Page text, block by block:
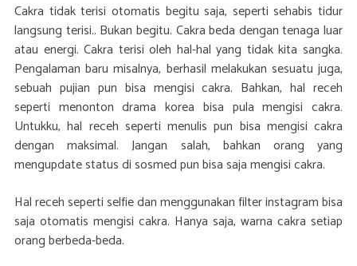
Cakra tidak terisi otomatis begitu saja, seperti sehabis tidur
langsung terisi.. Bukan begitu. Cakra beda dengan tenaga luar
atau energi. Cakra terisi oleh hal-hal yang tidak kita sangka.
Pengalaman baru misalnya, berhasil melakukan sesuatu juga,
sebuah pujian pun bisa mengisi cakra. Bahkan, hal receh
seperti menonton drama korea bisa pula mengisi cakra.
Untukku, hal receh seperti menulis pun bisa mengisi cakra
dengan maksimal. Jangan salah, bahkan orang yang
mengupdate status di sosmed pun bisa saja mengisi cakra.
Hal receh seperti selfie dan menggunakan filter instagram bisa
saja otomatis mengisi cakra. Hanya saja, warna cakra setiap
orang berbeda-beda.